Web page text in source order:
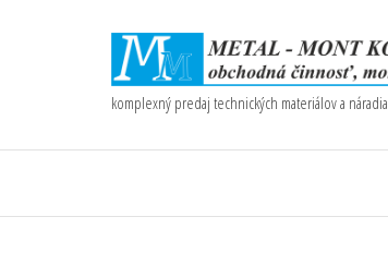
komplexný predaj technických materiálov a náradia